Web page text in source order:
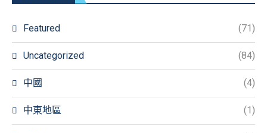
Featured (71)
Uncategorized (84)
中國 (4)
中東地區 (1)